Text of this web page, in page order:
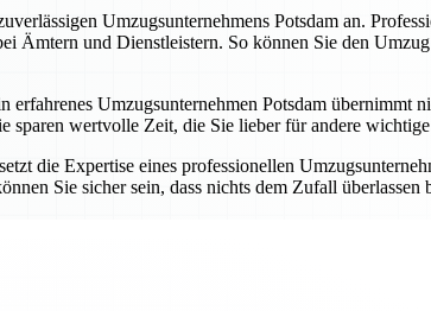
Umzugsunternehmens Potsdam an.
und Dienstleistern. So können Sie den
Umzugsunternehmen Potsdam übernimmt
sparen wertvolle Zeit, die Sie lieber für andere
die Expertise eines professionellen
Sie sicher sein, dass nichts dem Zufall überlassen